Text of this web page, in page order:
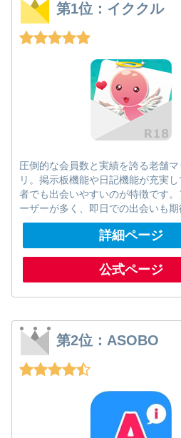
第1位：イククル
圧倒的な会員数と実績を誇る老舗
リ。掲示板機能や日記機能が充実
者でも出会いやすいのが特徴です
ーザーが多く、即日での出会いも期
詳細ページ
公式ページ
第2位：ASOBO